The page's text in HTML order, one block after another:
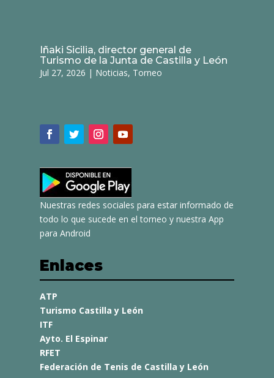
Iñaki Sicilia, director general de
Turismo de la Junta de Castilla y León
Jul 27, 2026 | Noticias, Torneo
Nuestras redes sociales para estar informado de
todo lo que sucede en el torneo y nuestra App
para Android
Enlaces
ATP
Turismo Castilla y León
ITF
Ayto. El Espinar
RFET
Federación de Tenis de Castilla y León